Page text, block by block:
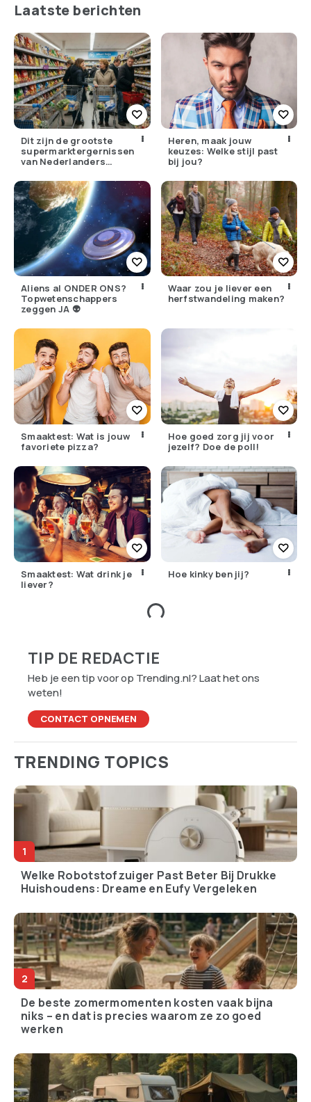
Laatste berichten
Dit zijn de grootste
supermarktergernissen
van Nederlanders
Heren, maak jouw
keuzes: Welke stijl past
bij jou?
Aliens al ONDER ONS?
Topwetenschappers
zeggen JA 👽
Waar zou je liever een
herfstwandeling maken?
Smaaktest: Wat is jouw
favoriete pizza?
Hoe goed zorg jij voor
jezelf? Doe de poll!
Smaaktest: Wat drink je
liever?
Hoe kinky ben jij?
TIP DE REDACTIE
Heb je een tip voor op Trending.nl? Laat het ons
weten!
CONTACT OPNEMEN
TRENDING TOPICS
Welke Robotstofzuiger Past Beter Bij Drukke
Huishoudens: Dreame en Eufy Vergeleken
De beste zomermomenten kosten vaak bijna
niks – en dat is precies waarom ze zo goed
werken